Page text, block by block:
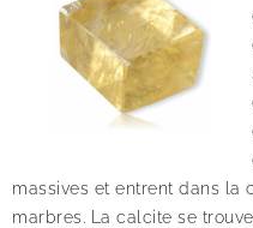
massives et entrent dans la
marbres. La calcite se